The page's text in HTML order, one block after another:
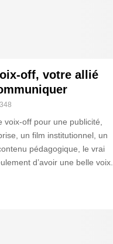
off, votre allié
voix-off pour une publicité,
un film institutionnel, un
pédagogique, le vrai
d’avoir une belle voix.